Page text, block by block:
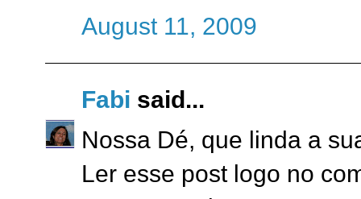
August 11, 2009
Fabi said...
Nossa Dé, que linda a
Ler esse post logo no